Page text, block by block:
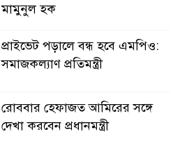
মামুনুল হক
প্রাইভেট পড়ালে বন্ধ হবে এমপিও:
সমাজকল্যাণ প্রতিমন্ত্রী
রোববার হেফাজত আমিরের সঙ্গে
দেখা করবেন প্রধানমন্ত্রী